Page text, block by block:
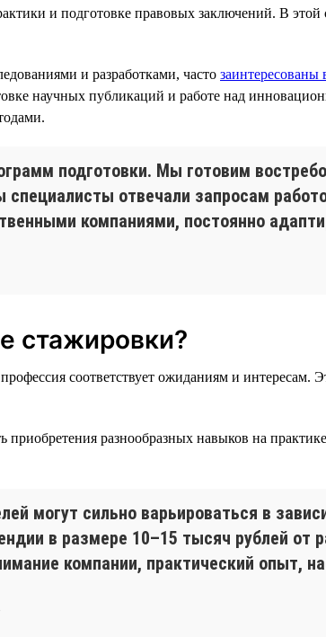
и подготовке правовых заключений. В
и разработками, часто заинтересованы
научных публикаций и работе над
подготовки. Мы готовим
отвечали запросам
компаниями, постоянно
стажировки?
соответствует ожиданиям и интересам.
разнообразных навыков на
могут сильно варьироваться в
в размере 10–15 тысяч рублей от
компании, практический опыт,